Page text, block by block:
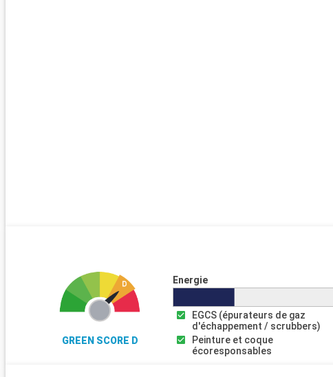
GREEN SCORE D
Energie
EGCS (épurateurs de gaz
d'échappement / scrubbers)
Peinture et coque
écoresponsables